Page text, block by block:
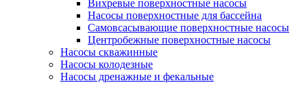
Вихревые поверхностные насосы
Насосы поверхностные для бассейна
Самовсасывающие поверхностные насосы
Центробежные поверхностные насосы
Насосы скважинные
Насосы колодезные
Насосы дренажные и фекальные